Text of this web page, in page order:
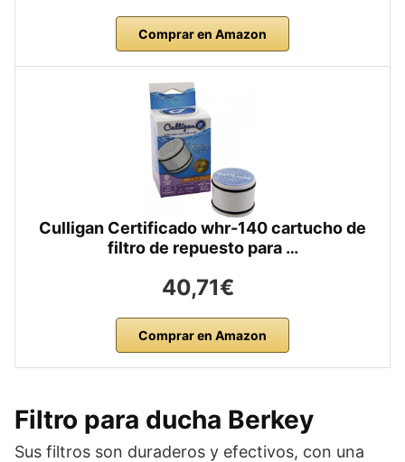
Comprar en Amazon
Culligan Certificado whr-140 cartucho de
filtro de repuesto para …
40,71€
Comprar en Amazon
Filtro para ducha Berkey
Sus filtros son duraderos y efectivos, con una